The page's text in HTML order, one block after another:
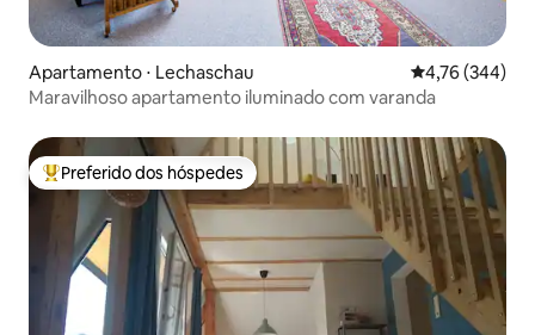
Apartamento ⋅ Lechaschau 4,76 de uma
4,76 (344)
Maravilhoso apartamento iluminado com varanda
Entre os melhores preferidos dos hóspedes
Preferido dos hóspedes